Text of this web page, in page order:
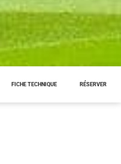
FICHE TECHNIQUE RÉSERVER